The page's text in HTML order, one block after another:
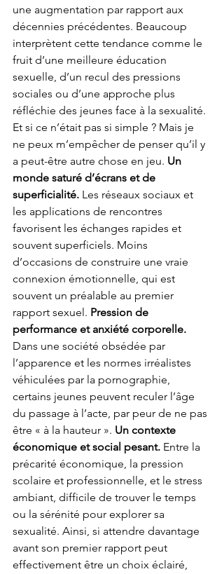
une augmentation par rapport aux
décennies précédentes. Beaucoup
interprètent cette tendance comme le
fruit d’une meilleure éducation
sexuelle, d’un recul des pressions
sociales ou d’une approche plus
réfléchie des jeunes face à la sexualité.
Et si ce n’était pas si simple ? Mais je
ne peux m’empêcher de penser qu’il y
a peut-être autre chose en jeu. Un
monde saturé d’écrans et de
superficialité. Les réseaux sociaux et
les applications de rencontres
favorisent les échanges rapides et
souvent superficiels. Moins
d’occasions de construire une vraie
connexion émotionnelle, qui est
souvent un préalable au premier
rapport sexuel. Pression de
performance et anxiété corporelle.
Dans une société obsédée par
l’apparence et les normes irréalistes
véhiculées par la pornographie,
certains jeunes peuvent reculer l’âge
du passage à l’acte, par peur de ne pas
être « à la hauteur ». Un contexte
économique et social pesant. Entre la
précarité économique, la pression
scolaire et professionnelle, et le stress
ambiant, difficile de trouver le temps
ou la sérénité pour explorer sa
sexualité. Ainsi, si attendre davantage
avant son premier rapport peut
effectivement être un choix éclairé,